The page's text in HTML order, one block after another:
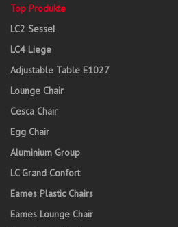
Top Produkte
LC2 Sessel
LC4 Liege
Adjustable Table E1027
Lounge Chair
Cesca Chair
Egg Chair
Aluminium Group
LC Grand Confort
Eames Plastic Chairs
Eames Lounge Chair